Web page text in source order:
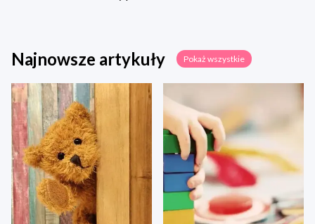
Najnowsze artykuły Pokaż wszystkie